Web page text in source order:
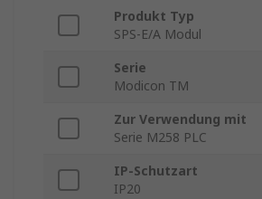
Produkt Typ
SPS-E/A Modul
Serie
Modicon TM
Zur Verwendung mit
Serie M258 PLC
IP-Schutzart
IP20